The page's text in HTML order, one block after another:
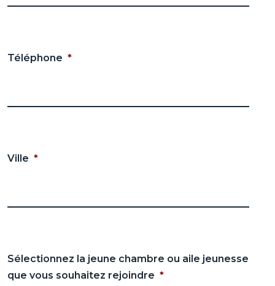
Téléphone *
Ville *
Sélectionnez la jeune chambre ou aile jeunesse
que vous souhaitez rejoindre *